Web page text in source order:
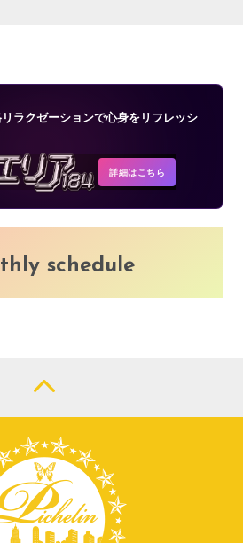
ラクゼーションで心身をリフレッシ
詳細はこちら
schedule